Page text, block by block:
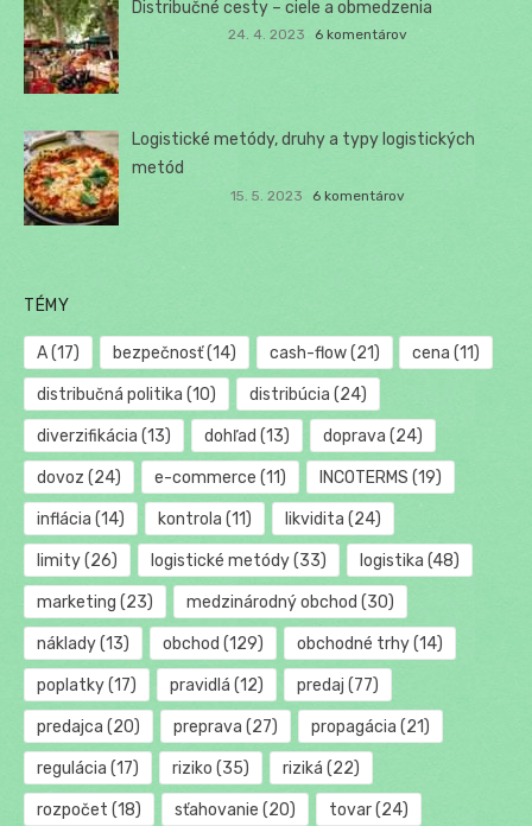
Distribučné cesty – ciele a obmedzenia
24. 4. 2023 6 komentárov
Logistické metódy, druhy a typy logistických
metód
15. 5. 2023 6 komentárov
TÉMY
A(17) bezpečnosť(14) cash-flow(21) cena (11)
distribučná politika (10) distribúcia (24)
diverzifikácia (13) dohľad (13) doprava (24)
dovoz (24) e-commerce (11) INCOTERMS (19)
inflácia (14) kontrola (11) likvidita (24)
limity(26) logistické metódy(33) logistika (48)
marketing (23) medzinárodný obchod (30)
náklady(13) obchod (129) obchodné trhy(14)
poplatky(17) pravidlá (12) predaj (77)
predajca (20) preprava (27) propagácia (21)
regulácia (17) riziko (35) riziká (22)
rozpočet (18) sťahovanie (20) tovar(24)